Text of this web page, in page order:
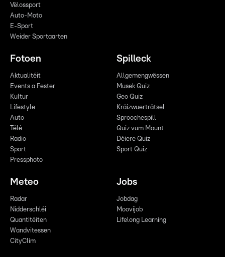
Vëlossport
Auto-Moto
E-Sport
Weider Sportaarten
Fotoen
Aktualitéit
Events a Fester
Kultur
Lifestyle
Auto
Télé
Radio
Sport
Pressphoto
Spilleck
Allgemengwëssen
Musek Quiz
Geo Quiz
Kräizwuerträtsel
Sproochespill
Quiz vum Mount
Déiere Quiz
Sport Quiz
Meteo
Radar
Nidderschléi
Quantitéiten
Wandvitessen
CityClim
Jobs
Jobdag
Moovijob
Lifelong Learning